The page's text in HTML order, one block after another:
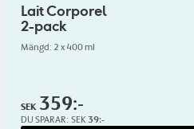
Lait Corporel
2-pack
Mängd: 2 x 400 ml
SEK 359:-
DU SPARAR: SEK 39:-